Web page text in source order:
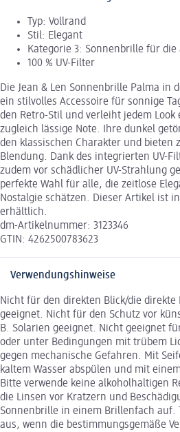
Typ: Vollrand
Stil: Elegant
Kategorie 3: Sonnenbrille für
100 % UV-Filter
Die Jean & Len Sonnenbrille Palma in
ein stilvolles Accessoire für sonnige
den Retro-Stil und verleiht jedem
zugleich lässige Note. Ihre dunkel
den klassischen Charakter und bieten
Blendung. Dank des integrierten UV-
zudem vor schädlicher UV-Strahlung
perfekte Wahl für alle, die zeitlose
Nostalgie schätzen. Dieser Artikel ist
erhältlich.
dm-Artikelnummer: 3123346
GTIN: 4262500783623
Verwendungshinweise
Nicht für den direkten Blick/die direkte
geeignet. Nicht für den Schutz vor
B. Solarien geeignet. Nicht geeignet
oder unter Bedingungen mit trübem
gegen mechanische Gefahren. Mit
kaltem Wasser abspülen und mit
Bitte verwende keine alkoholhaltigen
die Linsen vor Kratzern und
Sonnenbrille in einem Brillenfach auf.
aus, wenn die bestimmungsgemäße